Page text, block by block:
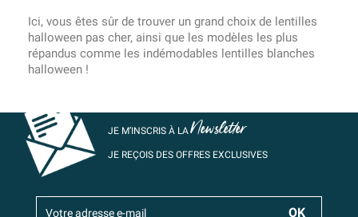
Ici, vous êtes sûr de trouver un grand choix de lentilles
halloween pas cher, ainsi que les modèles les plus
répandus comme les indémodables lentilles blanches
halloween !
JE M’INSCRIS À LANewsletter
JE REÇOIS DES OFFRES EXCLUSIVES